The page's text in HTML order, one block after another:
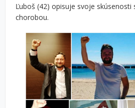
Ľuboš (42) opisuje svoje
chorobou.